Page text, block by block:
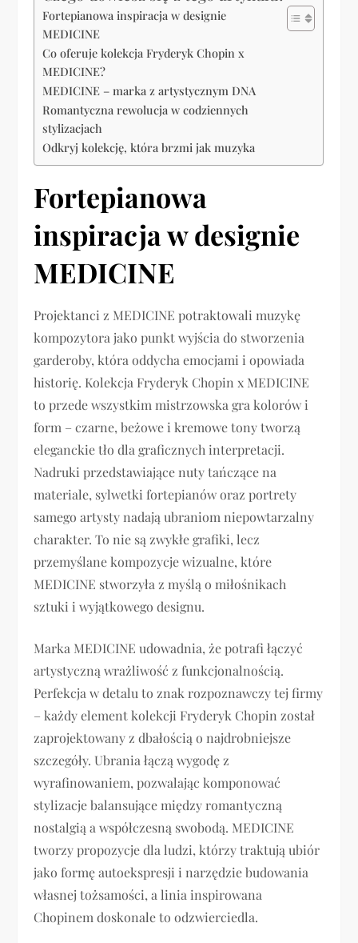
Fortepianowa inspiracja w designie
MEDICINE
Co oferuje kolekcja Fryderyk Chopin x
MEDICINE?
MEDICINE – marka z artystycznym DNA
Romantyczna rewolucja w codziennych
stylizacjach
Odkryj kolekcję, która brzmi jak muzyka
Fortepianowa
inspiracja w designie
MEDICINE
Projektanci z MEDICINE potraktowali muzykę
kompozytora jako punkt wyjścia do stworzenia
garderoby, która oddycha emocjami i opowiada
historię. Kolekcja Fryderyk Chopin x MEDICINE
to przede wszystkim mistrzowska gra kolorów i
form – czarne, beżowe i kremowe tony tworzą
eleganckie tło dla graficznych interpretacji.
Nadruki przedstawiające nuty tańczące na
materiale, sylwetki fortepianów oraz portrety
samego artysty nadają ubraniom niepowtarzalny
charakter. To nie są zwykłe grafiki, lecz
przemyślane kompozycje wizualne, które
MEDICINE stworzyła z myślą o miłośnikach
sztuki i wyjątkowego designu.
Marka MEDICINE udowadnia, że potrafi łączyć
artystyczną wrażliwość z funkcjonalnością.
Perfekcja w detalu to znak rozpoznawczy tej firmy
– każdy element kolekcji Fryderyk Chopin został
zaprojektowany z dbałością o najdrobniejsze
szczegóły. Ubrania łączą wygodę z
wyrafinowaniem, pozwalając komponować
stylizacje balansujące między romantyczną
nostalgią a współczesną swobodą. MEDICINE
tworzy propozycje dla ludzi, którzy traktują ubiór
jako formę autoekspresji i narzędzie budowania
własnej tożsamości, a linia inspirowana
Chopinem doskonale to odzwierciedla.